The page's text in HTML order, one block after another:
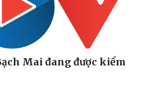
Mai đang được kiểm